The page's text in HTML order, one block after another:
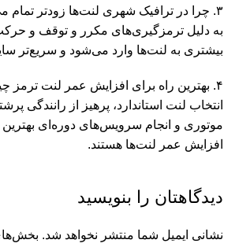
۳. چرا در ترافیک شهری لنت‌ها زودتر تمام می‌شوند؟
به دلیل ترمزگیری‌های مکرر و توقف و
بیشتری به لنت‌ها وارد می‌شود و سریع‌تر
۴. بهترین راه برای افزایش عمر لنت ترمز چیست؟
انتخاب لنت استاندارد، پرهیز از رانندگی
موتوری و انجام سرویس‌های دوره‌ای
افزایش عمر لنت‌ها هستند.
دیدگاهتان را بنویسید
نشانی ایمیل شما منتشر نخواهد شد.